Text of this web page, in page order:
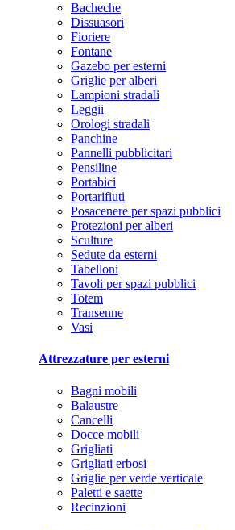
Bacheche
Dissuasori
Fioriere
Fontane
Gazebo per esterni
Griglie per alberi
Lampioni stradali
Leggii
Orologi stradali
Panchine
Pannelli pubblicitari
Pensiline
Portabici
Portarifiuti
Posacenere per spazi pubblici
Protezioni per alberi
Sculture
Sedute da esterni
Tabelloni
Tavoli per spazi pubblici
Totem
Transenne
Vasi
Attrezzature per esterni
Bagni mobili
Balaustre
Cancelli
Docce mobili
Grigliati
Grigliati erbosi
Griglie per verde verticale
Paletti e saette
Recinzioni